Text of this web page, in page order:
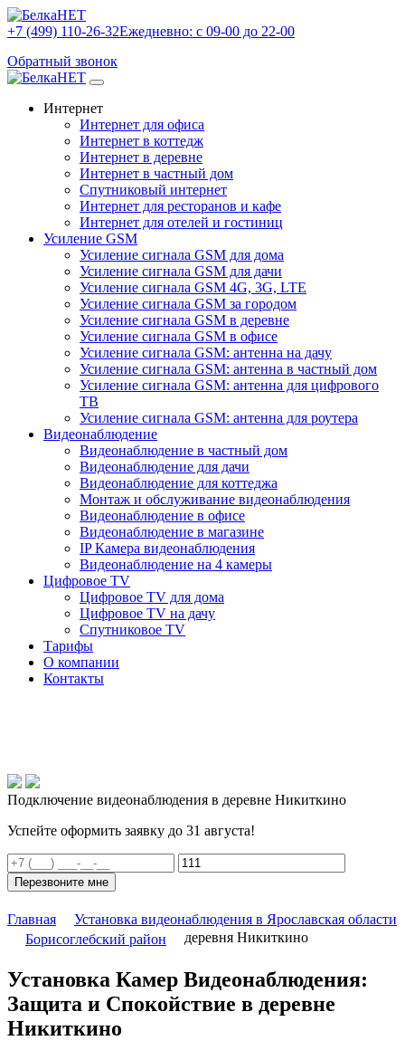
+7 (499) 110-26-32Ежедневно: с 09-00 до 22-00
Обратный звонок
Интернет
Интернет для офиса
Интернет в коттедж
Интернет в деревне
Интернет в частный дом
Спутниковый интернет
Интернет для ресторанов и кафе
Интернет для отелей и гостиниц
Усиление GSM
Усиление сигнала GSM для дома
Усиление сигнала GSM для дачи
Усиление сигнала GSM 4G, 3G, LTE
Усиление сигнала GSM за городом
Усиление сигнала GSM в деревне
Усиление сигнала GSM в офисе
Усиление сигнала GSM: антенна на дачу
Усиление сигнала GSM: антенна в частный дом
Усиление сигнала GSM: антенна для цифрового
ТВ
Усиление сигнала GSM: антенна для роутера
Видеонаблюдение
Видеонаблюдение в частный дом
Видеонаблюдение для дачи
Видеонаблюдение для коттеджа
Монтаж и обслуживание видеонаблюдения
Видеонаблюдение в офисе
Видеонаблюдение в магазине
IP Камера видеонаблюдения
Видеонаблюдение на 4 камеры
Цифровое TV
Цифровое TV для дома
Цифровое TV на дачу
Спутниковое TV
Тарифы
О компании
Контакты
Подключение видеонаблюдения в деревне Никиткино
Успейте оформить заявку до 31 августа!
Перезвоните мне
Главная
Установка видеонаблюдения в Ярославская области
Борисоглебский район
деревня Никиткино
Установка Камер Видеонаблюдения:
Защита и Спокойствие в деревне
Никиткино